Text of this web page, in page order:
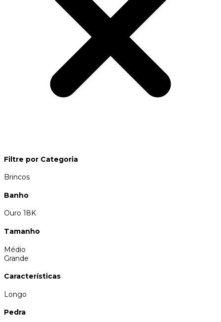
Filtre por Categoria
Brincos
Banho
Ouro 18K
Tamanho
Médio
Grande
Características
Longo
Pedra